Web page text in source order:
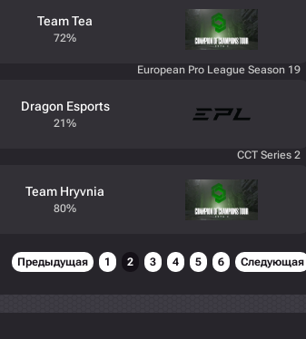
Team Tea
72%
European Pro League Season 19
Dragon Esports
21%
CCT Series 2
Team Hryvnia
80%
Предыдущая 1 2 3 4 5 6 Следующая